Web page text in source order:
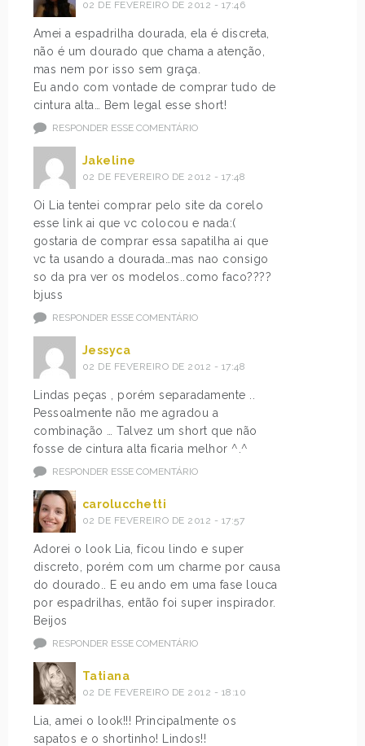
02 DE FEVEREIRO DE 2012 - 17:46
Amei a espadrilha dourada, ela é discreta,
não é um dourado que chama a atenção,
mas nem por isso sem graça.
Eu ando com vontade de comprar tudo de
cintura alta… Bem legal esse short!
RESPONDER ESSE COMENTÁRIO
Jakeline
02 DE FEVEREIRO DE 2012 - 17:48
Oi Lia tentei comprar pelo site da corelo
esse link ai que vc colocou e nada:(
gostaria de comprar essa sapatilha ai que
vc ta usando a dourada…mas nao consigo
so da pra ver os modelos..como faco????
bjuss
RESPONDER ESSE COMENTÁRIO
Jessyca
02 DE FEVEREIRO DE 2012 - 17:48
Lindas peças , porém separadamente ..
Pessoalmente não me agradou a
combinação … Talvez um short que não
fosse de cintura alta ficaria melhor ^.^
RESPONDER ESSE COMENTÁRIO
carolucchetti
02 DE FEVEREIRO DE 2012 - 17:57
Adorei o look Lia, ficou lindo e super
discreto, porém com um charme por causa
do dourado.. E eu ando em uma fase louca
por espadrilhas, então foi super inspirador.
Beijos
RESPONDER ESSE COMENTÁRIO
Tatiana
02 DE FEVEREIRO DE 2012 - 18:10
Lia, amei o look!!! Principalmente os
sapatos e o shortinho! Lindos!!